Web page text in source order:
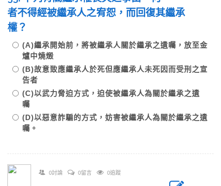
者不得經被繼承人之宥恕，而回復其繼承
權？
(A)繼承開始前，將被繼承人關於繼承之遺囑，放至金
爐中燒燬
(B)故意致應繼承人於死但應繼承人未死因而受刑之宣
告者
(C)以武力脅迫方式，迫使被繼承人為關於繼承之遺
囑
(D)以惡意詐騙的方式，妨害被繼承人為關於繼承之遺
囑。
0討論 0留言 0追蹤